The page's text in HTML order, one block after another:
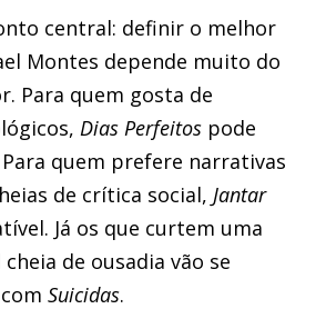
central: definir o melhor
Montes depende muito do
Para quem gosta de
Dias Perfeitos pode
Para quem prefere narrativas
de crítica social, Jantar
Já os que curtem uma
de ousadia vão se
Suicidas.